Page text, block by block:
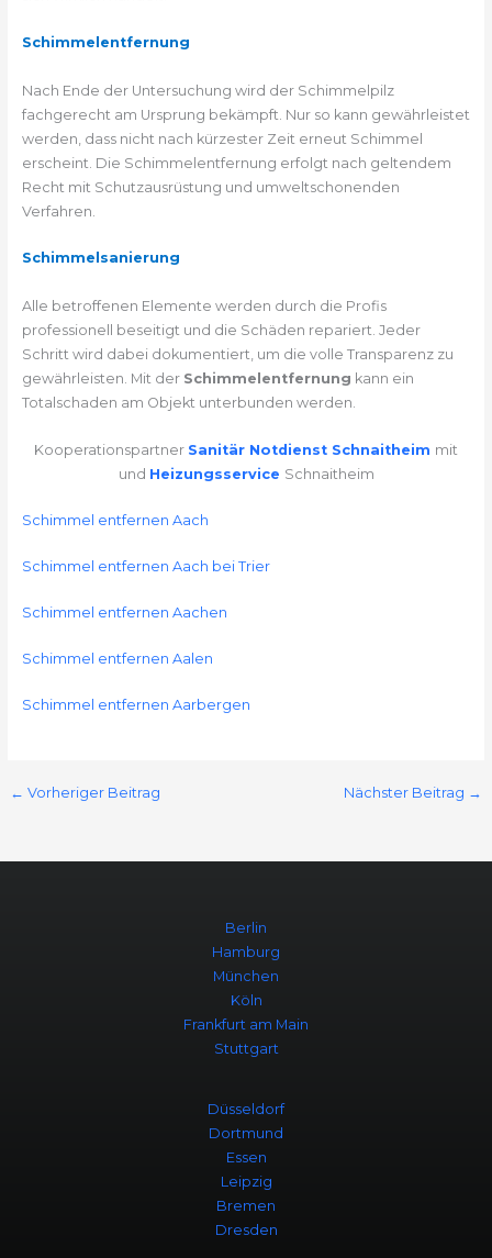
Schimmelentfernung
Nach Ende der Untersuchung wird der Schimmelpilz
fachgerecht am Ursprung bekämpft. Nur so kann gewährleistet
werden, dass nicht nach kürzester Zeit erneut Schimmel
erscheint. Die Schimmelentfernung erfolgt nach geltendem
Recht mit Schutzausrüstung und umweltschonenden
Verfahren.
Schimmelsanierung
Alle betroffenen Elemente werden durch die Profis
professionell beseitigt und die Schäden repariert. Jeder
Schritt wird dabei dokumentiert, um die volle Transparenz zu
gewährleisten. Mit der Schimmelentfernung kann ein
Totalschaden am Objekt unterbunden werden.
Kooperationspartner Sanitär Notdienst Schnaitheim mit
und Heizungsservice Schnaitheim
Schimmel entfernen Aach
Schimmel entfernen Aach bei Trier
Schimmel entfernen Aachen
Schimmel entfernen Aalen
Schimmel entfernen Aarbergen
← Vorheriger Beitrag Nächster Beitrag →
Berlin
Hamburg
München
Köln
Frankfurt am Main
Stuttgart
Düsseldorf
Dortmund
Essen
Leipzig
Bremen
Dresden